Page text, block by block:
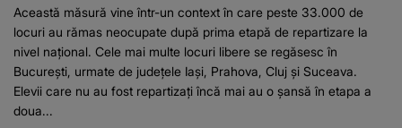
Această măsură vine într-un context în care peste 33.000 de
locuri au rămas neocupate după prima etapă de repartizare la
nivel național. Cele mai multe locuri libere se regăsesc în
București, urmate de județele Iași, Prahova, Cluj și Suceava.
Elevii care nu au fost repartizați încă mai au o șansă în etapa a
doua...